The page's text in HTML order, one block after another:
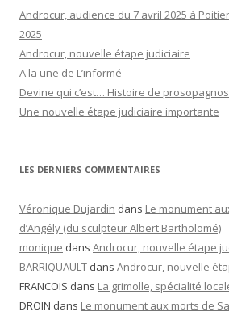
Androcur, audience du 7 avril 2025 à
2025
Androcur, nouvelle étape judiciaire
A la une de L’informé
Devine qui c’est… Histoire de
Une nouvelle étape judiciaire importante
LES DERNIERS COMMENTAIRES
Véronique Dujardin dans Le monument
d’Angély (du sculpteur Albert Bartholomé)
monique dans Androcur, nouvelle étape
BARRIQUAULT dans Androcur, nouvelle
FRANCOIS dans La grimolle, spécialité
DROIN dans Le monument aux morts de